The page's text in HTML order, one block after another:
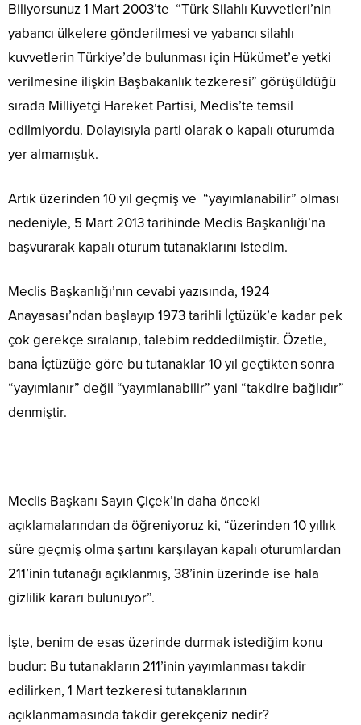
Biliyorsunuz 1 Mart 2003’te “Türk Silahlı Kuvvetleri’nin
yabancı ülkelere gönderilmesi ve yabancı silahlı
kuvvetlerin Türkiye’de bulunması için Hükümet’e yetki
verilmesine ilişkin Başbakanlık tezkeresi” görüşüldüğü
sırada Milliyetçi Hareket Partisi, Meclis’te temsil
edilmiyordu. Dolayısıyla parti olarak o kapalı oturumda
yer almamıştık.
Artık üzerinden 10 yıl geçmiş ve “yayımlanabilir” olması
nedeniyle, 5 Mart 2013 tarihinde Meclis Başkanlığı’na
başvurarak kapalı oturum tutanaklarını istedim.
Meclis Başkanlığı’nın cevabi yazısında, 1924
Anayasası’ndan başlayıp 1973 tarihli İçtüzük’e kadar pek
çok gerekçe sıralanıp, talebim reddedilmiştir. Özetle,
bana İçtüzüğe göre bu tutanaklar 10 yıl geçtikten sonra
“yayımlanır” değil “yayımlanabilir” yani “takdire bağlıdır”
denmiştir.
Meclis Başkanı Sayın Çiçek’in daha önceki
açıklamalarından da öğreniyoruz ki, “üzerinden 10 yıllık
süre geçmiş olma şartını karşılayan kapalı oturumlardan
211’inin tutanağı açıklanmış, 38’inin üzerinde ise hala
gizlilik kararı bulunuyor”.
İşte, benim de esas üzerinde durmak istediğim konu
budur: Bu tutanakların 211’inin yayımlanması takdir
edilirken, 1 Mart tezkeresi tutanaklarının
açıklanmamasında takdir gerekçeniz nedir?